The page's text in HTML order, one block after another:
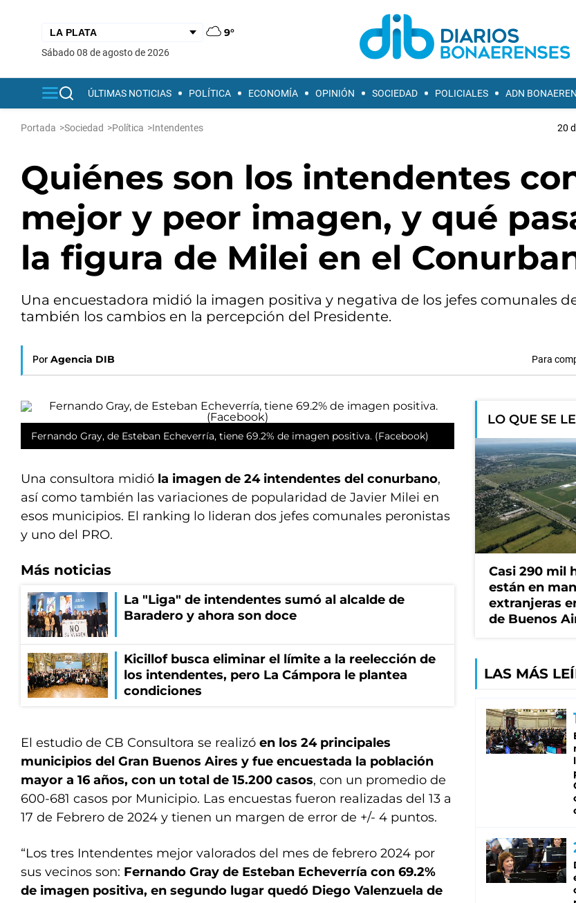
9°
sábado 08 de agosto de 2026
ÚLTIMAS NOTICIAS POLÍTICA ECONOMÍA OPINIÓN SOCIEDAD POLICIALES ADN
Portada >Sociedad >Política >Intendentes 20
Quiénes son los intendentes
mejor y peor imagen, y qué
la figura de Milei en el
Una encuestadora midió la imagen positiva y negativa de los jefes comunales
también los cambios en la percepción del Presidente.
Por Agencia DIB Para
Fernando Gray, de Esteban Echeverría, tiene 69.2% de imagen positiva. (Facebook)
Una consultora midió la imagen de 24 intendentes del conurbano,
así como también las variaciones de popularidad de Javier Milei en
esos municipios. El ranking lo lideran dos jefes comunales peronistas
y uno del PRO.
Más noticias
La "Liga" de intendentes sumó al alcalde de
Baradero y ahora son doce
Kicillof busca eliminar el límite a la reelección de
los intendentes, pero La Cámpora le plantea
condiciones
El estudio de CB Consultora se realizó en los 24 principales
municipios del Gran Buenos Aires y fue encuestada la población
mayor a 16 años, con un total de 15.200 casos, con un promedio de
600-681 casos por Municipio. Las encuestas fueron realizadas del 13 a
17 de Febrero de 2024 y tienen un margen de error de +/- 4 puntos.
“Los tres Intendentes mejor valorados del mes de febrero 2024 por
sus vecinos son: Fernando Gray de Esteban Echeverría con 69.2%
de imagen positiva, en segundo lugar quedó Diego Valenzuela de
LO QUE SE
Casi 290 mil
están en
extranjeras
de Buenos
LAS MÁS